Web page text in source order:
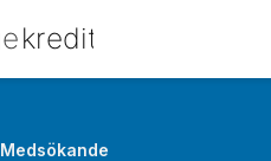
Medsökande